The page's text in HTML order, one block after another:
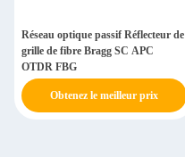
Réseau optique passif Réflecteur de
grille de fibre Bragg SC APC
OTDR FBG
Obtenez le meilleur prix